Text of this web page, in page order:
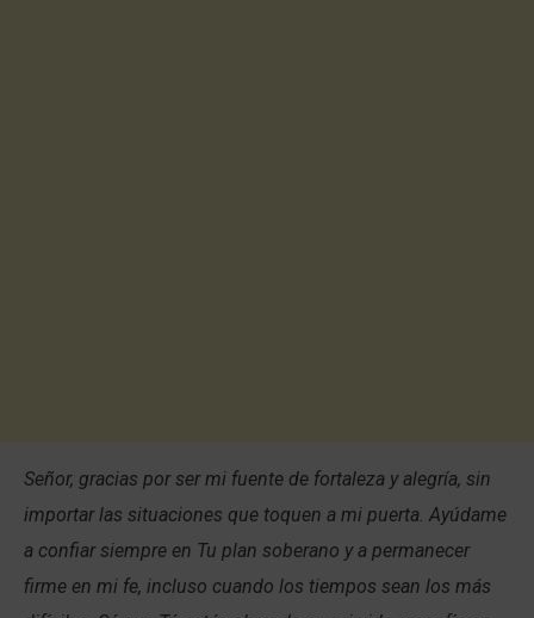
Señor, gracias por ser mi fuente de fortaleza y alegría, sin
importar las situaciones que toquen a mi puerta. Ayúdame
a confiar siempre en Tu plan soberano y a permanecer
firme en mi fe, incluso cuando los tiempos sean los más